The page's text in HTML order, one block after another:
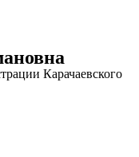
Карачаевского